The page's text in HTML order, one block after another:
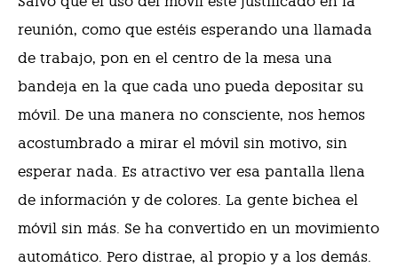
reunión, como que estéis esperando una llamada
de trabajo, pon en el centro de la mesa una
bandeja en la que cada uno pueda depositar su
móvil. De una manera no consciente, nos hemos
acostumbrado a mirar el móvil sin motivo, sin
esperar nada. Es atractivo ver esa pantalla llena
de información y de colores. La gente bichea el
móvil sin más. Se ha convertido en un movimiento
automático. Pero distrae, al propio y a los demás.